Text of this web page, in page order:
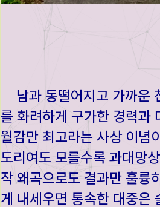
남과 동떨어지고 가까운
를 화려하게 구가한 경력과
월감만 최고라는 사상 이념
도리여도 모를수록 과대망
작 왜곡으로도 결과만 훌륭
게 내세우면 통속한 대중은